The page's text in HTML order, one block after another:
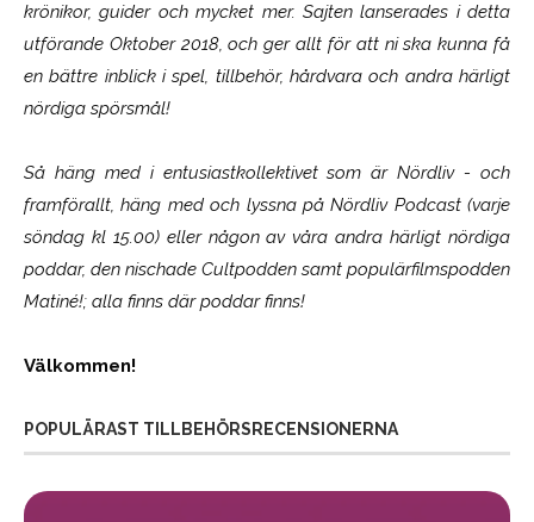
krönikor, guider och mycket mer. Sajten lanserades i detta
utförande Oktober 2018, och ger allt för att ni ska kunna få
en bättre inblick i spel, tillbehör, hårdvara och andra härligt
nördiga spörsmål!
Så häng med i entusiastkollektivet som ärNördliv- och
framförallt, häng med och lyssna på Nördliv Podcast (varje
söndag kl 15.00) eller någon av våra andra härligt nördiga
poddar, den nischade Cultpodden samt populärfilmspodden
Matiné!; alla finns där poddar finns!
Välkommen!
POPULÄRAST TILLBEHÖRSRECENSIONERNA